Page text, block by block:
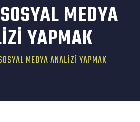
SOSYAL MEDYA
YAPMAK
MEDYA ANALIZI YAPMAK